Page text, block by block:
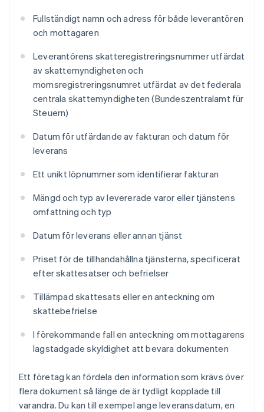
Fullständigt namn och adress för både leverantören
och mottagaren
Leverantörens skatteregistreringsnummer utfärdat
av skattemyndigheten och
momsregistreringsnumret utfärdat av det federala
centrala skattemyndigheten (Bundeszentralamt für
Steuern)
Datum för utfärdande av fakturan och datum för
leverans
Ett unikt löpnummer som identifierar fakturan
Mängd och typ av levererade varor eller tjänstens
omfattning och typ
Datum för leverans eller annan tjänst
Priset för de tillhandahållna tjänsterna, specificerat
efter skattesatser och befrielser
Tillämpad skattesats eller en anteckning om
skattebefrielse
I förekommande fall en anteckning om mottagarens
lagstadgade skyldighet att bevara dokumenten
Ett företag kan fördela den information som krävs över
flera dokument så länge de är tydligt kopplade till
varandra. Du kan till exempel ange leveransdatum, en